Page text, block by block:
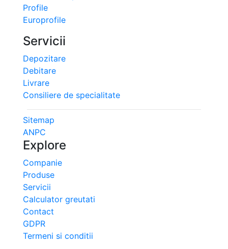
Profile
Europrofile
Servicii
Depozitare
Debitare
Livrare
Consiliere de specialitate
Sitemap
ANPC
Explore
Companie
Produse
Servicii
Calculator greutati
Contact
GDPR
Termeni si conditii